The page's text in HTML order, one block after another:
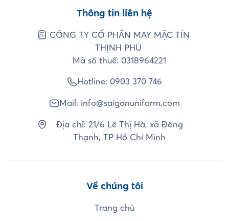
Thông tin liên hệ
CÔNG TY CỔ PHẦN MAY MẶC TÍN
THỊNH PHÚ
Mã số thuế: 0318964221
Hotline: 0903 370 746
Mail: info@saigonuniform.com
Địa chỉ: 21/6 Lê Thị Hà, xã Đông
Thạnh, TP Hồ Chí Minh
Về chúng tôi
Trang chủ